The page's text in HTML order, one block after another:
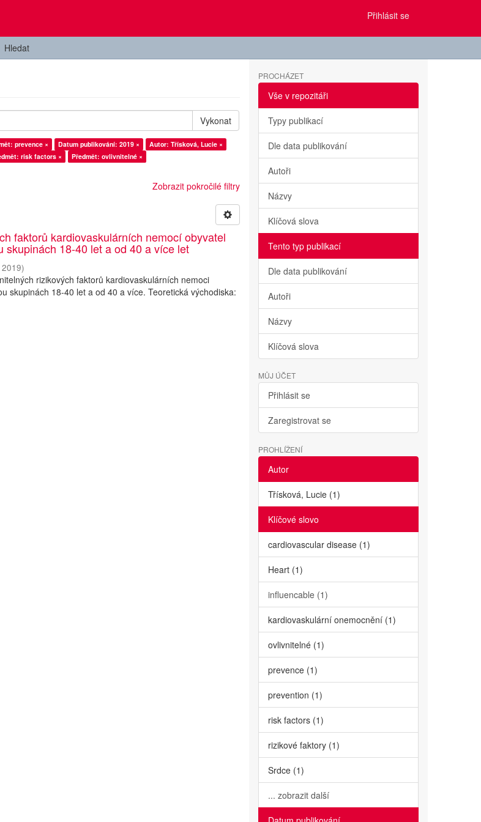
Přihlásit se
Hledat
Vykonat
prevence × Datum publikování: 2019 ×
Autor: Třísková, Lucie ×
risk factors ×
Předmět: ovlivnitelné ×
Zobrazit pokročilé filtry
faktorů kardiovaskulárních nemocí obyvatel
skupinách 18-40 let a od 40 a více let
2019)
rizikových faktorů kardiovaskulárních nemoci
skupinách 18-40 let a od 40 a více. Teoretická východiska:
PROCHÁZET
Vše v repozitáři
Typy publikací
Dle data publikování
Autoři
Názvy
Klíčová slova
Tento typ publikací
Dle data publikování
Autoři
Názvy
Klíčová slova
MŮJ ÚČET
Přihlásit se
Zaregistrovat se
PROHLÍŽENÍ
Autor
Třísková, Lucie (1)
Klíčové slovo
cardiovascular disease (1)
Heart (1)
influencable (1)
kardiovaskulární onemocnění (1)
ovlivnitelné (1)
prevence (1)
prevention (1)
risk factors (1)
rizikové faktory (1)
Srdce (1)
... zobrazit další